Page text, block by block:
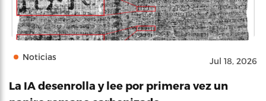
Noticias Jul 18, 2026
La IA desenrolla y lee por primera vez un